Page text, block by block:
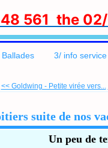
48 561 the
Ballades 3/ info service
<< Goldwing - Petite virée vers...
suite de nos
Un peu de